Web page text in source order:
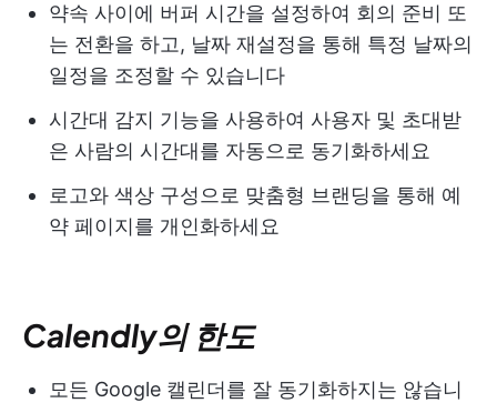
약속 사이에 버퍼 시간을 설정하여 회의 준비 또
는 전환을 하고, 날짜 재설정을 통해 특정 날짜의
일정을 조정할 수 있습니다
시간대 감지 기능을 사용하여 사용자 및 초대받
은 사람의 시간대를 자동으로 동기화하세요
로고와 색상 구성으로 맞춤형 브랜딩을 통해 예
약 페이지를 개인화하세요
Calendly의 한도
모든 Google 캘린더를 잘 동기화하지는 않습니